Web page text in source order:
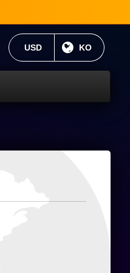
현재 언어 :
KO
현재 통화:
USD